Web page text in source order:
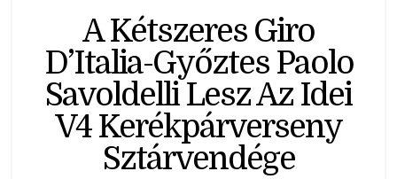
A Kétszeres Giro
D’Italia-Győztes Paolo
Savoldelli Lesz Az Idei
V4 Kerékpárverseny
Sztárvendége